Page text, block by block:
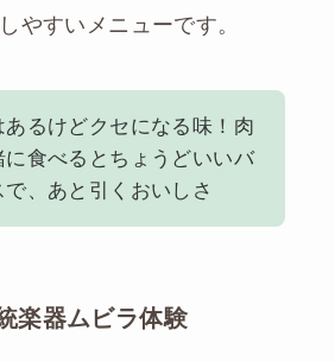
やすいメニューです。
あるけどクセになる味！肉
に食べるとちょうどいいバ
で、あと引くおいしさ
楽器ムビラ体験